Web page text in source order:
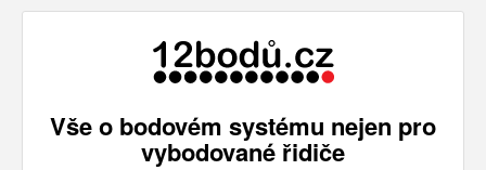
Vše o bodovém systému nejen pro
vybodované řidiče